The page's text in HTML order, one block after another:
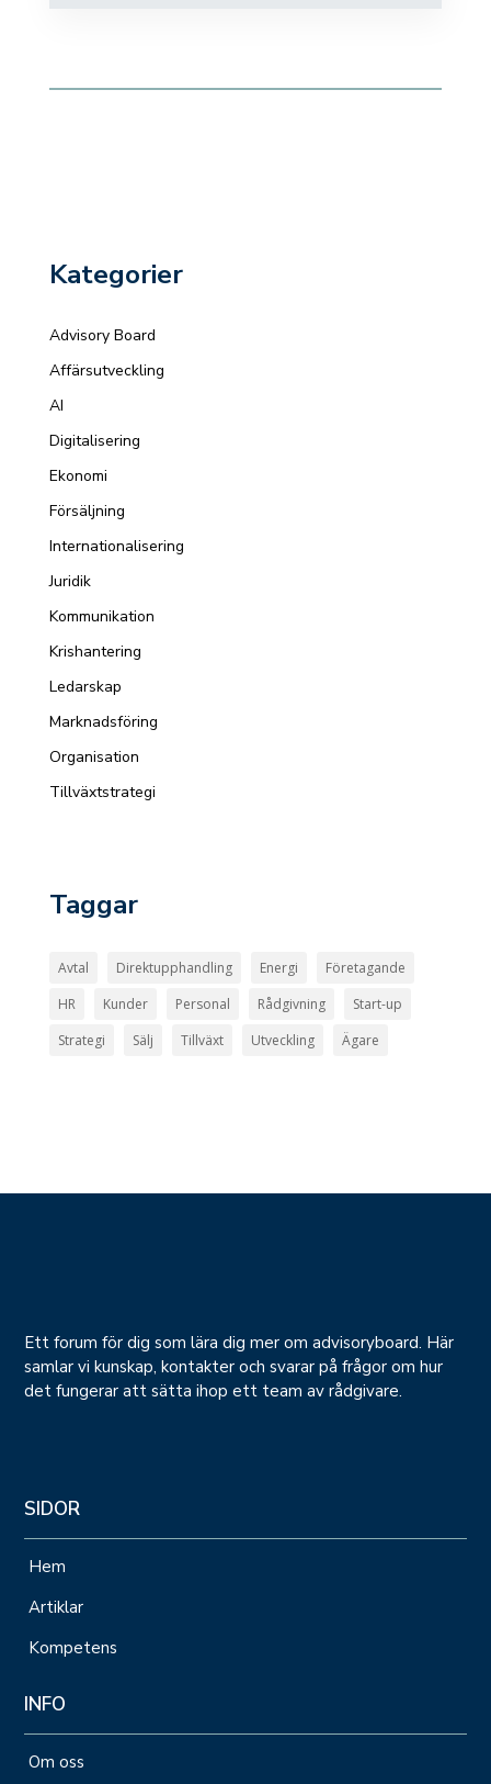
Kategorier
Advisory Board
Affärsutveckling
AI
Digitalisering
Ekonomi
Försäljning
Internationalisering
Juridik
Kommunikation
Krishantering
Ledarskap
Marknadsföring
Organisation
Tillväxtstrategi
Taggar
Avtal Direktupphandling Energi
Företagande
HR
Kunder Personal Rådgivning
Start-up
Strategi
Sälj Tillväxt Utveckling Ägare
Ett forum för dig som lära dig mer om advisoryboard. Här
samlar vi kunskap, kontakter och svarar på frågor om hur
det fungerar att sätta ihop ett team av rådgivare.
SIDOR
Hem
Artiklar
Kompetens
INFO
Om oss